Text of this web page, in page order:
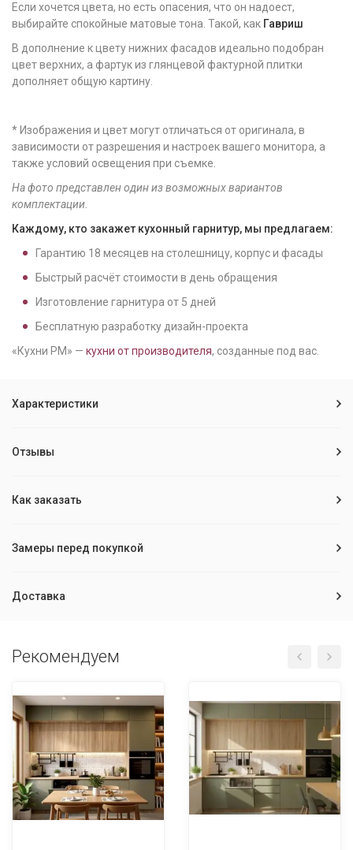
Если хочется цвета, но есть опасения, что он надоест,
выбирайте спокойные матовые тона. Такой, как Гавриш
В дополнение к цвету нижних фасадов идеально подобран
цвет верхних, а фартук из глянцевой фактурной плитки
дополняет общую картину.
* Изображения и цвет могут отличаться от оригинала, в
зависимости от разрешения и настроек вашего монитора, а
также условий освещения при съемке.
На фото представлен один из возможных вариантов
комплектации.
Каждому, кто закажет кухонный гарнитур, мы предлагаем:
Гарантию 18 месяцев на столешницу, корпус и фасады
Быстрый расчёт стоимости в день обращения
Изготовление гарнитура от 5 дней
Бесплатную разработку дизайн-проекта
«Кухни РМ» — кухни от производителя, созданные под вас.
Характеристики
Отзывы
Как заказать
Замеры перед покупкой
Доставка
Рекомендуем